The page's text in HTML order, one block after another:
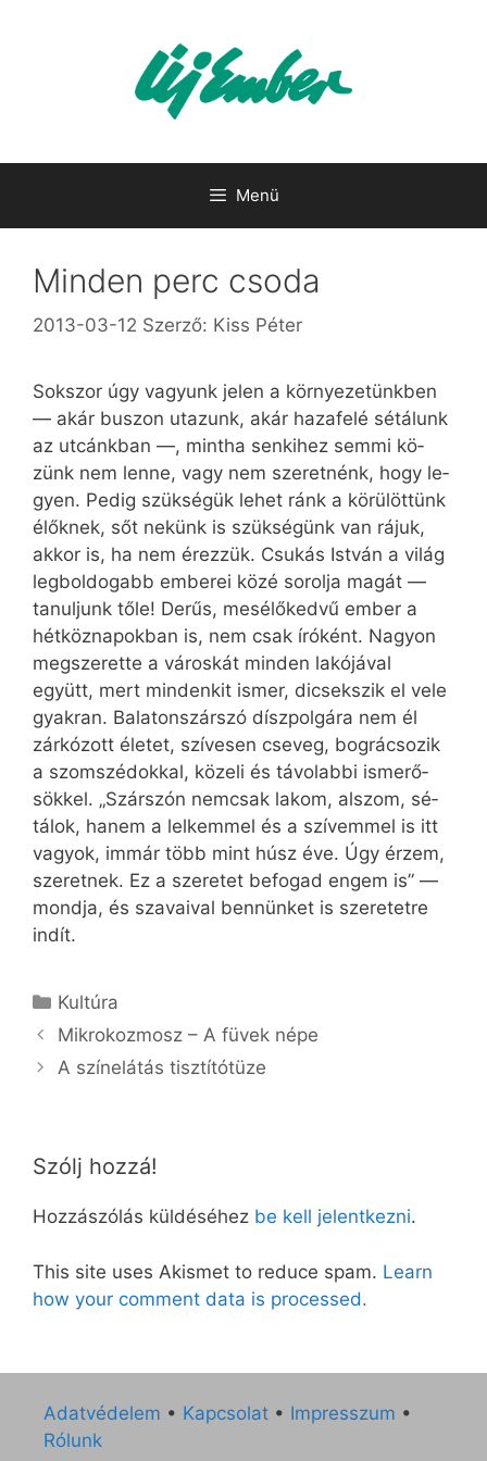
Menü
Minden perc csoda
2013-03-12 Szerző: Kiss Péter
Sok­szor úgy va­gyunk je­len a kör­nye­ze­tünk­ben
— akár bu­szon uta­zunk, akár ha­za­fe­lé sé­tá­lunk
az ut­cánk­ban —, mint­ha sen­ki­hez sem­mi kö­
zünk nem len­ne, vagy nem sze­ret­nénk, hogy le­
gyen. Pe­dig szük­sé­gük le­het ránk a kö­rü­löt­tünk
élők­nek, sőt ne­künk is szük­sé­günk van rá­juk,
ak­kor is, ha nem érez­zük. Csu­kás Ist­ván a vi­lág
leg­bol­do­gabb em­be­rei kö­zé so­rol­ja ma­gát —
ta­nul­junk tő­le! De­rűs, me­sé­lő­ked­vű em­ber a
hét­köz­nap­ok­ban is, nem csak író­ként. Na­gyon
meg­sze­ret­te a vá­ros­kát min­den la­kó­já­val
együtt, mert min­den­kit is­mer, di­csek­szik el ve­le
gyak­ran. Ba­la­ton­szár­szó dísz­pol­gá­ra nem él
zár­kó­zott éle­tet, szí­ve­sen cse­veg, bog­rá­cso­zik
a szom­szé­dok­kal, kö­ze­li és tá­vo­lab­bi is­me­rő­
sök­kel. „Szár­szón nemcsak la­kom, al­szom, sé­
tá­lok, ha­nem a lel­kem­mel és a szí­vem­mel is itt
va­gyok, im­már több mint húsz éve. Úgy ér­zem,
sze­ret­nek. Ez a sze­re­tet be­fo­gad en­gem is” —
mond­ja, és sza­va­i­val ben­nün­ket is sze­re­tet­re
in­dít.
Kategória
Kultúra
Mikrokozmosz – A füvek népe
A színelátás tisztítótüze
Szólj hozzá!
Hozzászólás küldéséhez be kell jelentkezni.
This site uses Akismet to reduce spam. Learn
how your comment data is processed.
Adatvédelem • Kapcsolat • Impresszum •
Rólunk